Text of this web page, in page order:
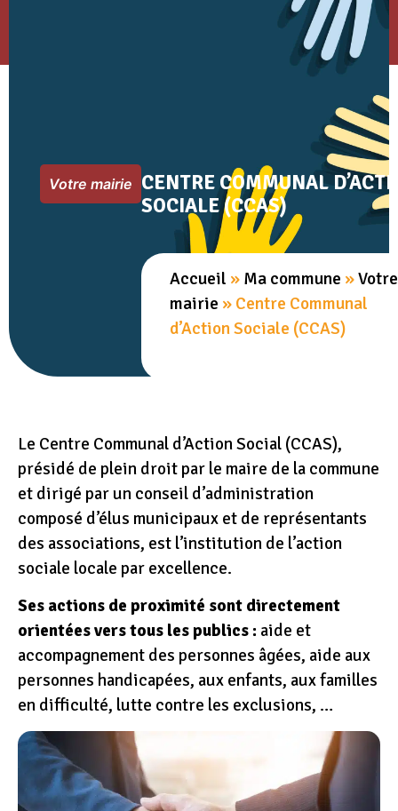
Votre mairie CENTRE COMMUNAL
SOCIALE (CCAS)
Accueil » Ma commune »Votre
mairie » Centre Communal
d’Action Sociale (CCAS)
Le Centre Communal d’Action Social (CCAS),
présidé de plein droit par le maire de la commune
et dirigé par un conseil d’administration
composé d’élus municipaux et de représentants
des associations, est l’institution de l’action
sociale locale par excellence.
Ses actions de proximité sont directement
orientées vers tous les publics : aide et
accompagnement des personnes âgées, aide aux
personnes handicapées, aux enfants, aux familles
en difficulté, lutte contre les exclusions, …